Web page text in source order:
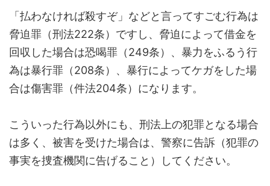
「払わなければ殺すぞ」などと言ってすごむ行為は
脅迫罪（刑法222条）ですし、脅迫によって借金を
回収した場合は恐喝罪（249条）、暴力をふるう行
為は暴行罪（208条）、暴行によってケガをした場
合は傷害罪（件法204条）になります。
こういった行為以外にも、刑法上の犯罪となる場合
は多く、被害を受けた場合は、警察に告訴（犯罪の
事実を捜査機関に告げること）してください。